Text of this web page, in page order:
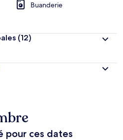
Buanderie
(12)
pour ces dates